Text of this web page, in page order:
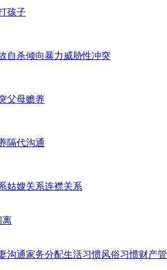
孩子
自杀倾向暴力威胁性冲突
父母赡养
隔代沟通
姑嫂关系连襟关系
离
沟通家务分配生活习惯风俗习惯财产